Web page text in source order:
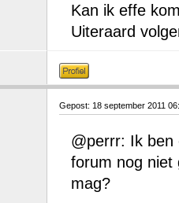
Kan ik effe
Uiteraard
Gepost: 18 september 2011
@perrr: Ik ben
forum nog niet
mag?